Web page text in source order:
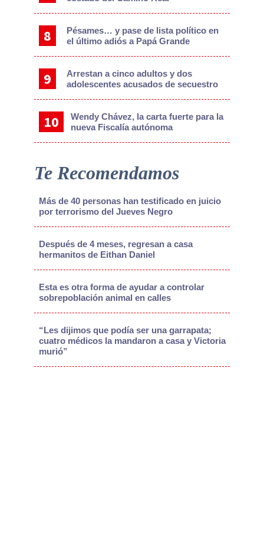
Pésames… y pase de lista político en
el último adiós a Papá Grande
Arrestan a cinco adultos y dos
adolescentes acusados de secuestro
Wendy Chávez, la carta fuerte para la
nueva Fiscalía autónoma
Te Recomendamos
Más de 40 personas han testificado en juicio
por terrorismo del Jueves Negro
Después de 4 meses, regresan a casa
hermanitos de Eithan Daniel
Esta es otra forma de ayudar a controlar
sobrepoblación animal en calles
“Les dijimos que podía ser una garrapata;
cuatro médicos la mandaron a casa y Victoria
murió”